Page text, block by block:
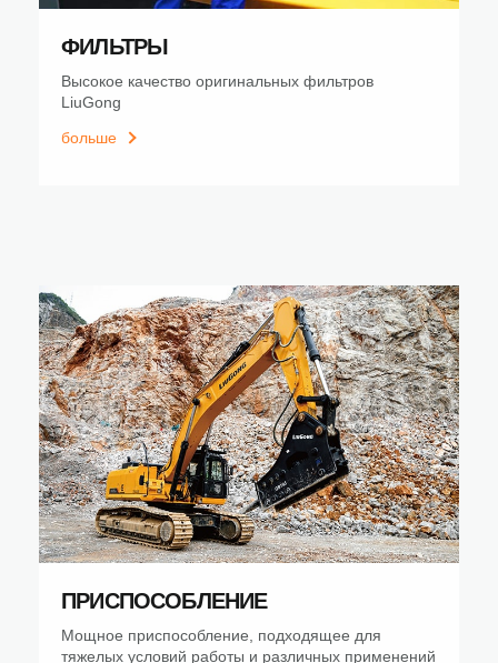
ФИЛЬТРЫ
Высокое качество оригинальных фильтров
LiuGong
больше
ПРИСПОСОБЛЕНИЕ
Мощное приспособление, подходящее для
тяжелых условий работы и различных применений